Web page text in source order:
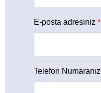
E-posta adresiniz *
Telefon Numaranız